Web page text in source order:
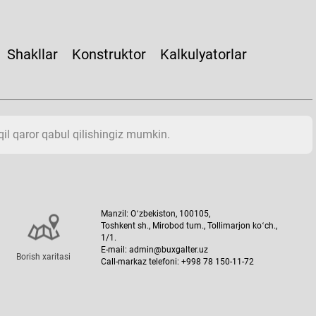
Shakllar Konstruktor Kalkulyatorlar
qaror qabul qilishingiz mumkin.
Borish хaritasi
Manzil: Oʻzbekiston, 100105,
Toshkent sh., Mirobod tum., Tollimarjon koʻch.,
1/1.
E-mail: admin@buxgalter.uz
Call-markaz telefoni: +998 78 150-11-72